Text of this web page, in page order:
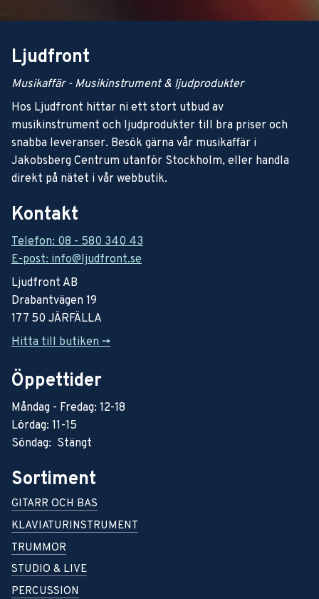
Ljudfront
Musikaffär - Musikinstrument & ljudprodukter
Hos Ljudfront hittar ni ett stort utbud av
musikinstrument och ljudprodukter till bra priser och
snabba leveranser. Besök gärna vår musikaffär i
Jakobsberg Centrum utanför Stockholm, eller handla
direkt på nätet i vår webbutik.
Kontakt
Telefon: 08 - 580 340 43
E-post: info@ljudfront.se
Ljudfront AB
Drabantvägen 19
177 50 JÄRFÄLLA
Hitta till butiken ->
Öppettider
Måndag - Fredag: 12-18
Lördag: 11-15
Söndag: Stängt
Sortiment
GITARR OCH BAS
KLAVIATURINSTRUMENT
TRUMMOR
STUDIO & LIVE
PERCUSSION